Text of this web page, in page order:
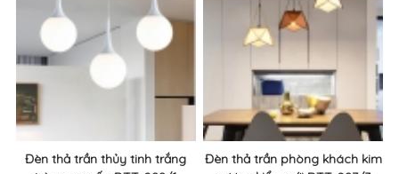
Đèn thả trần thủy tinh trắng
Đèn thả trần phòng khách kim